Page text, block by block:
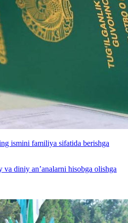
ismini familiya sifatida berishga
va diniy an’analarni hisobga olishga